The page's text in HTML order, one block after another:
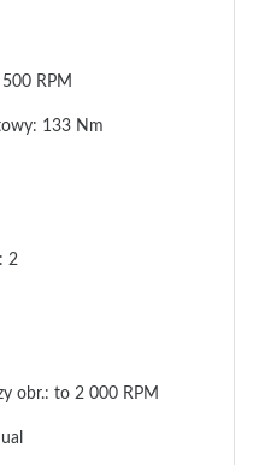
RPM
133 Nm
2
obr.: to 2 000 RPM